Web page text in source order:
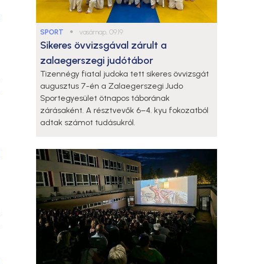
SPORT ● vasárnap, 09:19
Sikeres övvizsgával zárult a
zalaegerszegi judótábor
Tizennégy fiatal judoka tett sikeres övvizsgát
augusztus 7-én a Zalaegerszegi Judo
Sportegyesület ötnapos táborának
zárásaként. A résztvevők 6–4. kyu fokozatból
adtak számot tudásukról.